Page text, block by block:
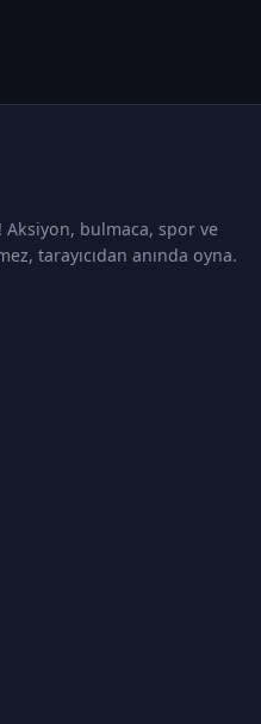
bulmaca, spor ve
tarayıcıdan anında oyna.